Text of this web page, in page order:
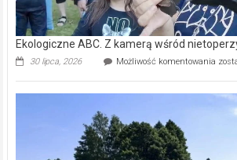
Ekologiczne ABC. Z kamerą wśród
30 lipca, 2026 Możliwość komentowania